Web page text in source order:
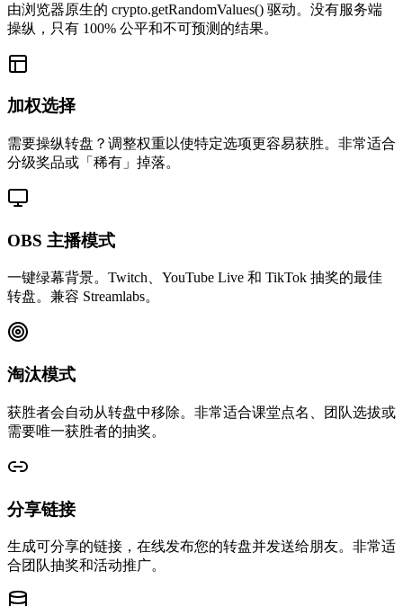
由浏览器原生的 crypto.getRandomValues() 驱动。没有服务端
操纵，只有 100% 公平和不可预测的结果。
加权选择
需要操纵转盘？调整权重以使特定选项更容易获胜。非常适合
分级奖品或「稀有」掉落。
OBS 主播模式
一键绿幕背景。Twitch、YouTube Live 和 TikTok 抽奖的最佳
转盘。兼容 Streamlabs。
淘汰模式
获胜者会自动从转盘中移除。非常适合课堂点名、团队选拔或
需要唯一获胜者的抽奖。
分享链接
生成可分享的链接，在线发布您的转盘并发送给朋友。非常适
合团队抽奖和活动推广。